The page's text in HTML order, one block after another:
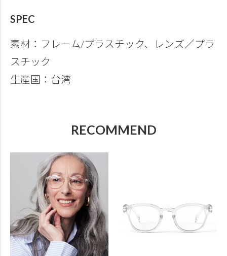
SPEC
素材：フレーム/プラスチック、レンズ／プラ
スチック
生産国：台湾
RECOMMEND